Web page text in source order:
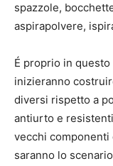
spazzole,
aspirapolvere,
É proprio in
inizieranno
diversi rispetto a
antiurto e
vecchi componenti
saranno lo